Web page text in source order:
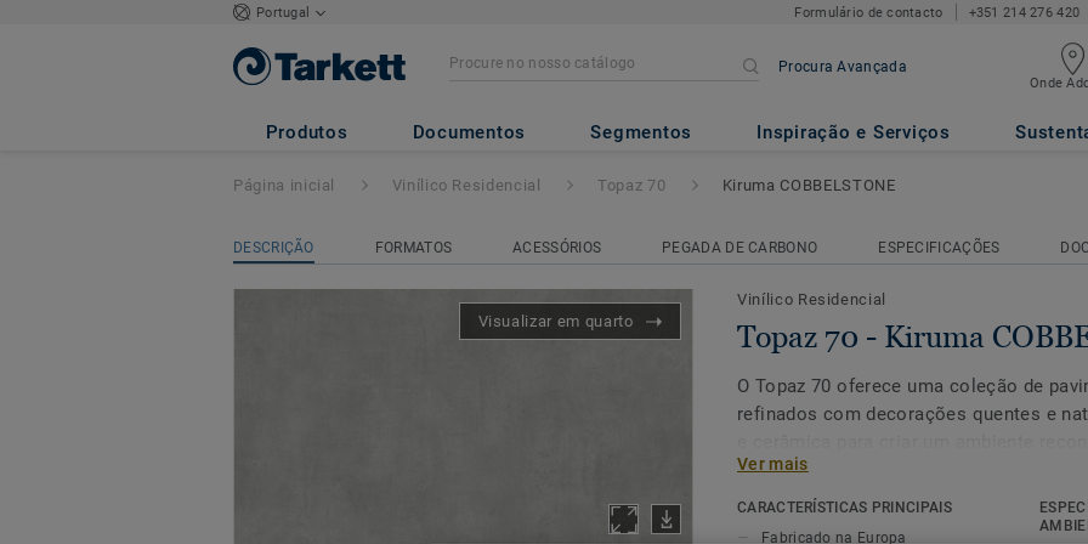
Portugal Formulário de contacto +351 214 276 420
Procura Avançada
Onde
Produtos Documentos Segmentos Inspiração e Serviços
Topaz 70 - Kiruma COBBELSTONE
Página inicial Vinílico Residencial Topaz 70 Kiruma COBBELSTONE
DESCRIÇÃO FORMATOS ACESSÓRIOS PEGADA DE CARBONO ESPECIFICAÇÕES
Visualizar em quarto
Vinílico Residencial
Topaz 70 - Kiruma
O Topaz 70 oferece uma coleção de
refinados com decorações quentes e
Topaz 70 é um pavimento
desempenho em áreas onde a
fundamental. O Topaz 70 melhora a
Ver mais
CARACTERÍSTICAS PRINCIPAIS
Fabricado na Europa